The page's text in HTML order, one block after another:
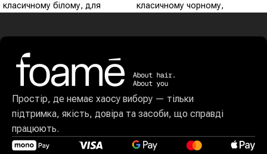
класичному білому, для
білий - Для густого волосся -
Статусний аксесуар
класичному чорному,
бестселер
Простір, де немає хаосу вибору — тільки
підтримка, якість, довіра та засоби, що справді
працюють.